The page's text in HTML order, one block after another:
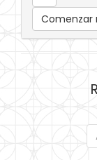
Comenzar